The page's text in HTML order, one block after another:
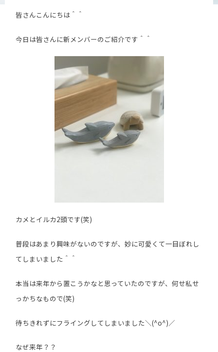
皆さんこんにちは＾＾
今日は皆さんに新メンバーのご紹介です＾＾
カメとイルカ2頭です(笑)
普段はあまり興味がないのですが、妙に可愛くて一目ぼれし
てしまいました＾＾
本当は来年から置こうかなと思っていたのですが、何せ私せ
っかちなもので(笑)
待ちきれずにフライングしてしまいました＼(^o^)／
なぜ来年？？